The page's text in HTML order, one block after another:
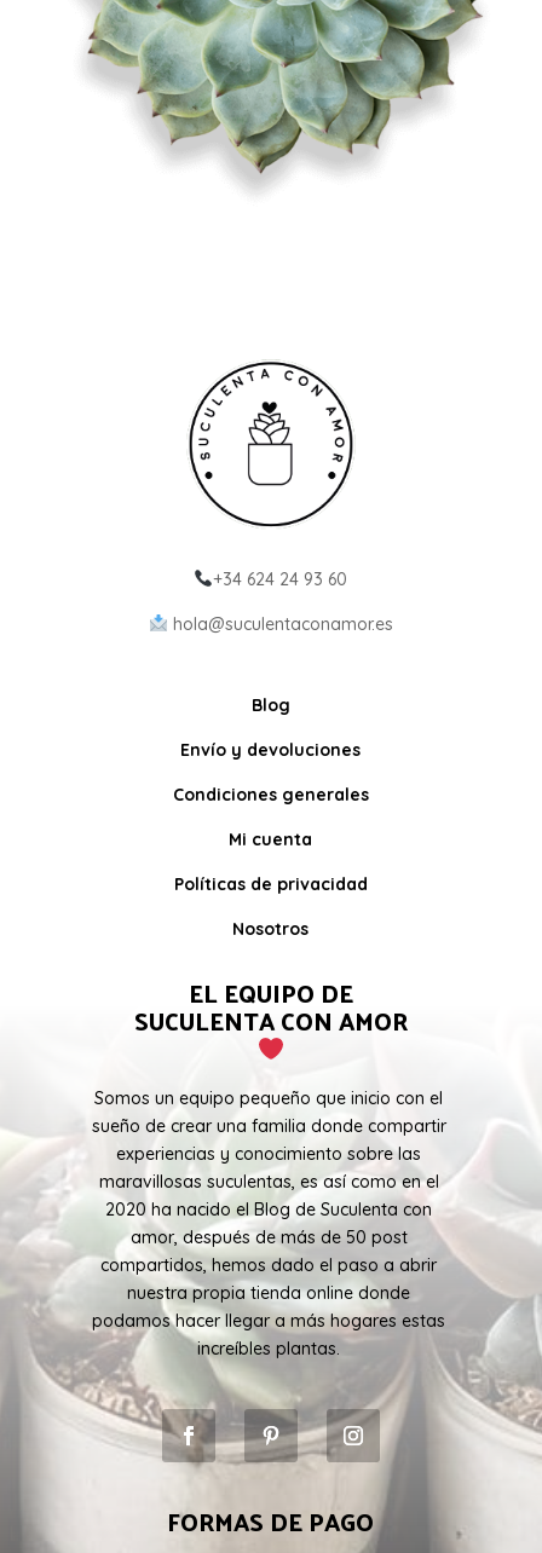
+34 624 24 93 60
hola@suculentaconamor.es
Blog
Envío y devoluciones
Condiciones generales
Mi cuenta
Políticas de privacidad
Nosotros
EL EQUIPO DE
SUCULENTA CON AMOR
Somos un equipo pequeño que inicio con el
sueño de crear una familia donde compartir
experiencias y conocimiento sobre las
maravillosas suculentas, es así como en el
2020 ha nacido el Blog de Suculenta con
amor, después de más de 50 post
compartidos, hemos dado el paso a abrir
nuestra propia tienda online donde
podamos hacer llegar a más hogares estas
increíbles plantas.
FORMAS DE PAGO